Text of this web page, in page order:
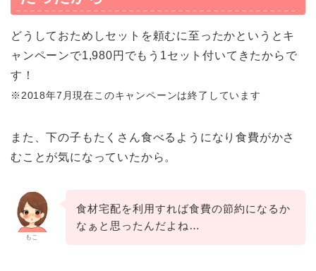
どうしておためしセットを頼むに至ったかというとキ
ャンペーンで1,980円でもう1セット付いてきたからで
す！
※2018年7月現在このキャンペーンは終了しています
また、下の子もたくさん食べるようになり食費がかさ
むことが気になっていたから。
もこ
食材宅配を利用すれば食費の節約になるか
なぁと思ったんだよね…